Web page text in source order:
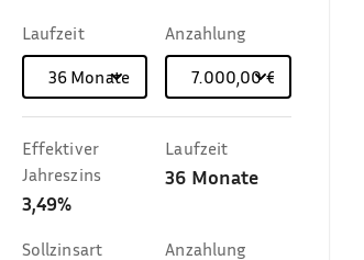
Laufzeit
36Monate
Anzahlung
7.000,00 €
Effektiver
Jahreszins
3,49%
Laufzeit
36 Monate
Sollzinsart Anzahlung